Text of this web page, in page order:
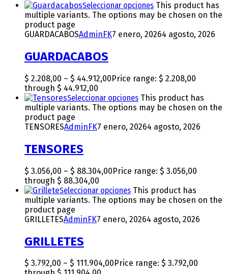
Seleccionar opciones This product has
multiple variants. The options may be chosen on the
product page
GUARDACABOSAdminFK7 enero, 20264 agosto, 2026
GUARDACABOS
$ 2.208,00 – $ 44.912,00Price range: $ 2.208,00
through $ 44.912,00
Seleccionar opciones This product has
multiple variants. The options may be chosen on the
product page
TENSORESAdminFK7 enero, 20264 agosto, 2026
TENSORES
$ 3.056,00 – $ 88.304,00Price range: $ 3.056,00
through $ 88.304,00
Seleccionar opciones This product has
multiple variants. The options may be chosen on the
product page
GRILLETESAdminFK7 enero, 20264 agosto, 2026
GRILLETES
$ 3.792,00 – $ 111.904,00 Price range: $ 3.792,00